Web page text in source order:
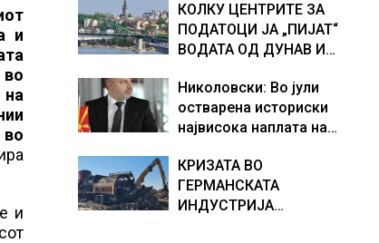
и
во
на
и
ШТО НАПРАВИВМЕ“,
како дел од екипажот
во авионот „Енола Геј“ и
бомбардирањето го
доживуваа овој настан
што го промени текот
КОЛКУ ЦЕНТРИТЕ ЗА
ПОДАТОЦИ ЈА „ПИЈАТ“
ВОДАТА ОД ДУНАВ И
Германија е лидер во
Европа по бројот на
изградени центри за
Николовски: Во јули
остварена историски
највисока наплата на
милијарди денари –
изградивме систем што
испорачува резултати
КРИЗАТА ВО
ГЕРМАНСКАТА
ИНДУСТРИЈА